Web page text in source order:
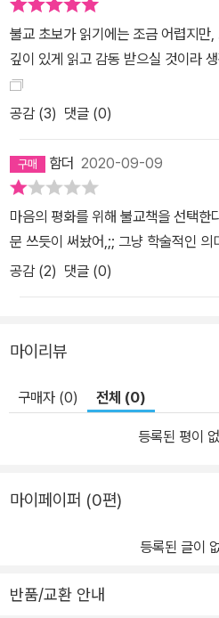
불교 초보가 읽기에는 조금 어렵지만
깊이 있게 읽고 감동 받으실 것이라
공감 (3) 댓글 (0)
함더 2020-09-09
마음의 평화를 위해 불교책을 선택한
문 쓰듯이 써놨어,;; 그냥 학술적인 의
공감 (2) 댓글 (0)
마이리뷰
구매자 (0) 전체 (0)
등록된 평이
마이페이퍼 (0편)
등록된 글이
반품/교환 안내